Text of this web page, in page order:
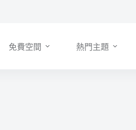
免費空間 熱門主題